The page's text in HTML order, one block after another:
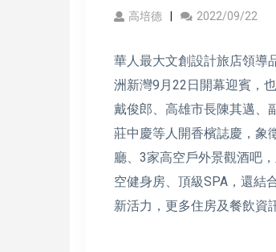
高培德 2022/09/22
華人最大文創設計旅店領導
洲新灣9月22日開幕迎賓，
戴俊郎、高雄市長陳其邁、
莊中慶等人開香檳誌慶，象
廳、3家高空戶外景觀酒吧
空健身房、頂級SPA，還結
新活力，更多住房及餐飲資